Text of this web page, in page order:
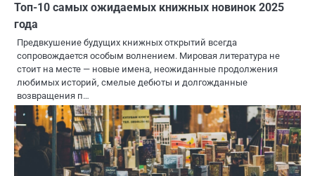
Топ-10 самых ожидаемых книжных новинок 2025
года
Предвкушение будущих книжных открытий всегда
сопровождается особым волнением. Мировая литература не
стоит на месте — новые имена, неожиданные продолжения
любимых историй, смелые дебюты и долгожданные
возвращения п…